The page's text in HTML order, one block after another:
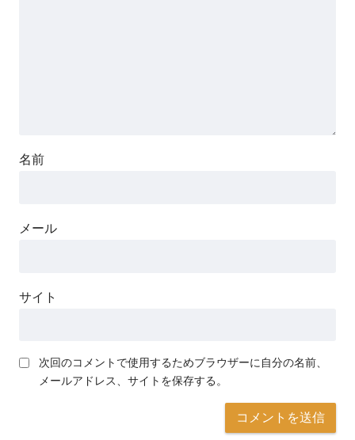
名前
メール
サイト
次回のコメントで使用するためブラウザーに自分の名前、
メールアドレス、サイトを保存する。